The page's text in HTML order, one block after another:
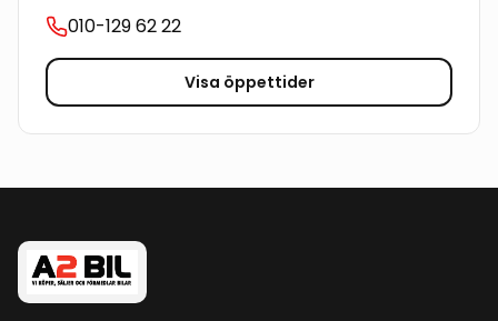
010-129 62 22
Visa öppettider